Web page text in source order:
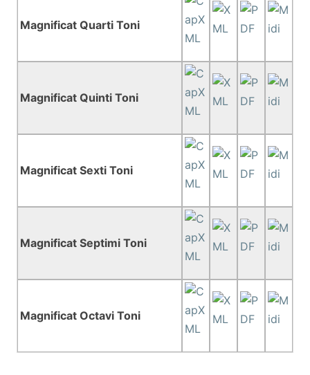
Magnificat Quarti Toni
Magnificat Quinti Toni
Magnificat Sexti Toni
Magnificat Septimi Toni
Magnificat Octavi Toni